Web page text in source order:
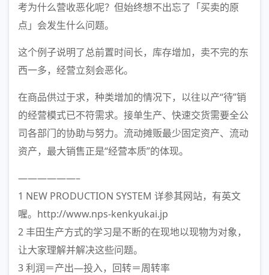
考为什么营收恶化呢？但始终想不出忘了「买卖的原
点」会发生什么问题。
这个例子说明了总前置时间长，库存增加，卖不完的东
西一多，经营立刻会恶化。
在商品供过于求，种类增加的情况下，以往以产“待”销
的经营模式已不符需求。接单生产、快速交货需要全公
司各部门的协助与努力。流动摊贩最少固定资产、流动
资产，最大销售正是“经营本质”的体现。
——————–
1 NEW PRODUCTION SYSTEM 详参其网站，有英文
喔。http://www.nps-kenkyukai.jp
2 丰田生产方式的学习是不断的在现地以现物为对象，
让大家理解并解决这些问题。
3 利润＝产出—投入，回转＝周转率